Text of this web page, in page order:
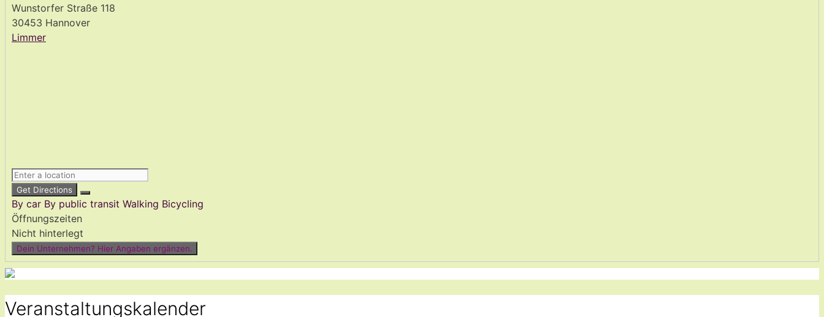
Wunstorfer Straße 118
30453 Hannover
Limmer
Get Directions
By car By public transit Walking Bicycling
Öffnungszeiten
Nicht hinterlegt
Dein Unternehmen? Hier Angaben ergänzen.
Veranstaltungskalender